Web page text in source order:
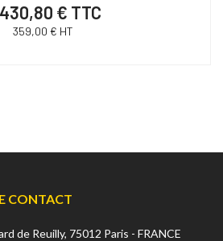
430,80 € TTC
359,00 € HT
CONTACT
de Reuilly, 75012 Paris - FRANCE